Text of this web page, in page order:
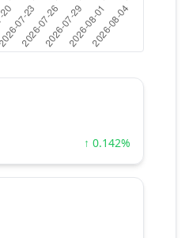
↑ 0.142%